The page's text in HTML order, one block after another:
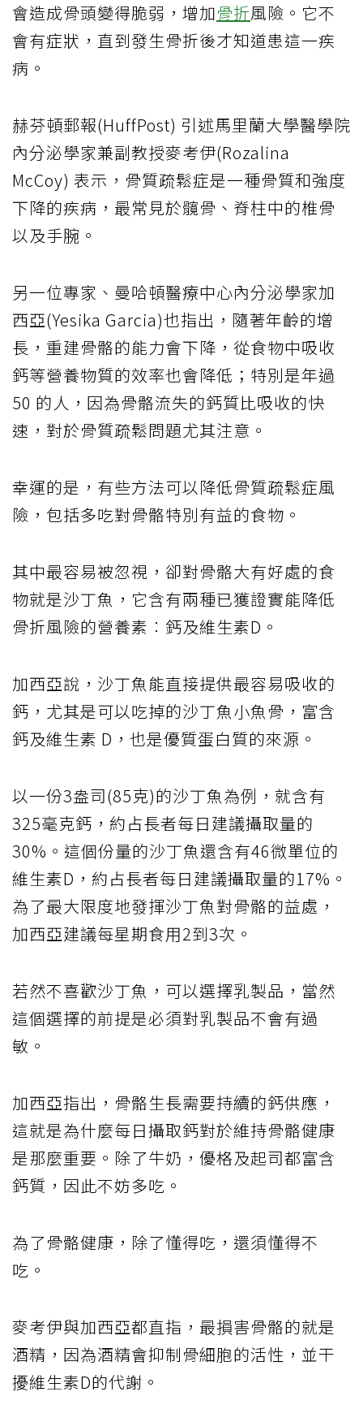
會造成骨頭變得脆弱，增加骨折風險。它不
會有症狀，直到發生骨折後才知道患這一疾
病。
赫芬頓郵報(HuffPost) 引述馬里蘭大學醫學院
內分泌學家兼副教授麥考伊(Rozalina
McCoy) 表示，骨質疏鬆症是一種骨質和強度
下降的疾病，最常見於髖骨、脊柱中的椎骨
以及手腕。
另一位專家、曼哈頓醫療中心內分泌學家加
西亞(Yesika Garcia)也指出，隨著年齡的增
長，重建骨骼的能力會下降，從食物中吸收
鈣等營養物質的效率也會降低；特別是年過
50 的人，因為骨骼流失的鈣質比吸收的快
速，對於骨質疏鬆問題尤其注意。
幸運的是，有些方法可以降低骨質疏鬆症風
險，包括多吃對骨骼特別有益的食物。
其中最容易被忽視，卻對骨骼大有好處的食
物就是沙丁魚，它含有兩種已獲證實能降低
骨折風險的營養素︰鈣及維生素D。
加西亞說，沙丁魚能直接提供最容易吸收的
鈣，尤其是可以吃掉的沙丁魚小魚骨，富含
鈣及維生素 D，也是優質蛋白質的來源。
以一份3盎司(85克)的沙丁魚為例，就含有
325毫克鈣，約占長者每日建議攝取量的
30%。這個份量的沙丁魚還含有46微單位的
維生素D，約占長者每日建議攝取量的17%。
為了最大限度地發揮沙丁魚對骨骼的益處，
加西亞建議每星期食用2到3次。
若然不喜歡沙丁魚，可以選擇乳製品，當然
這個選擇的前提是必須對乳製品不會有過
敏。
加西亞指出，骨骼生長需要持續的鈣供應，
這就是為什麼每日攝取鈣對於維持骨骼健康
是那麼重要。除了牛奶，優格及起司都富含
鈣質，因此不妨多吃。
為了骨骼健康，除了懂得吃，還須懂得不
吃。
麥考伊與加西亞都直指，最損害骨骼的就是
酒精，因為酒精會抑制骨細胞的活性，並干
擾維生素D的代謝。